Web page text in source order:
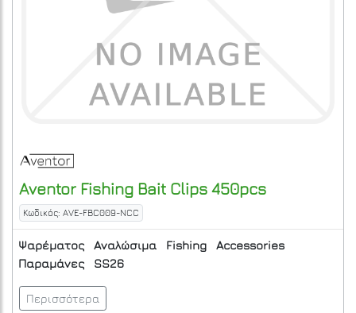
Aventor Fishing Bait Clips 450pcs
Κωδικός: AVE-FBC009-NCC
Ψαρέματος Αναλώσιμα Fishing
Accessories
Παραμάνες
SS26
Περισσότερα